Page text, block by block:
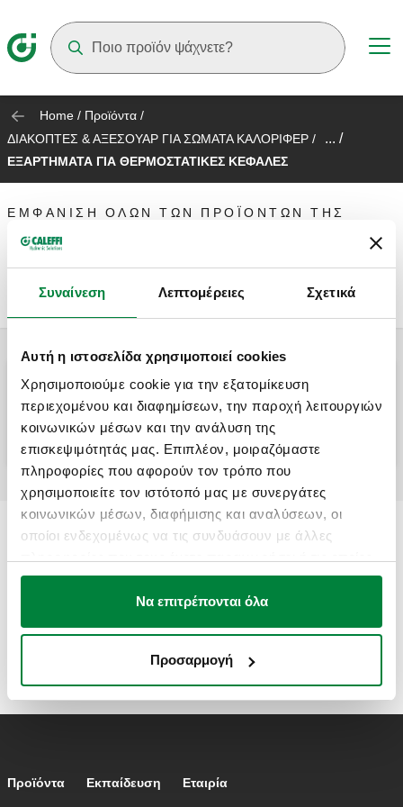
Συναίνεση Λεπτομέρειες Σχετικά
Αυτή η ιστοσελίδα χρησιμοποιεί cookies
Χρησιμοποιούμε cookie για την εξατομίκευση
περιεχομένου και διαφημίσεων, την παροχή λειτουργιών
κοινωνικών μέσων και την ανάλυση της
επισκεψιμότητάς μας. Επιπλέον, μοιραζόμαστε
πληροφορίες που αφορούν τον τρόπο που
χρησιμοποιείτε τον ιστότοπό μας με συνεργάτες
κοινωνικών μέσων, διαφήμισης και αναλύσεων, οι
οποίοι ενδεχομένως να τις συνδυάσουν με άλλες
έχουν συλλέξει σε σχέση με την από μέρους σας χρήση
των υπηρεσιών τους.Να επιτρέπονται όλα
Προσαρμογή
Home / Προϊόντα /
ΔΙΑΚΟΠΤΕΣ & ΑΞΕΣΟΥΑΡ ΓΙΑ ΣΩΜΑΤΑ ΚΑΛΟΡΙΦΕΡ / ... /
ΕΞΑΡΤΗΜΑΤΑ ΓΙΑ ΘΕΡΜΟΣΤΑΤΙΚΕΣ ΚΕΦΑΛΕΣ
ΕΜΦΆΝΙΣΗ ΌΛΩΝ ΤΩΝ ΠΡΟΪΌΝΤΩΝ ΤΗΣ
ΕΞΑΡΤΗΜΑΤΑ ΓΙΑ ΘΕΡΜΟΣΤΑΤΙΚΕΣ
ΚΕΦΑΛΕΣ
Βάση στήριξης αισθητήρα επαφής.
Footer main navigation
Προϊόντα Εκπαίδευση Eταιρία